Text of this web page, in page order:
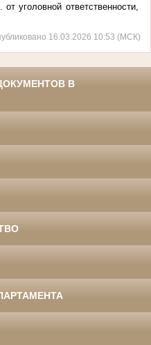
уголовной ответственности,
16.03.2026 10:53 (МСК)
В